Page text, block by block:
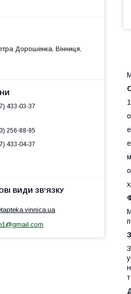
Дорошенка, Вінниця,
433-03-37
256-88-95
433-04-37